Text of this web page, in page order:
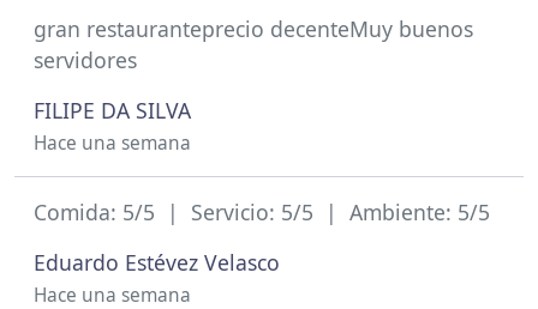
gran restauranteprecio decenteMuy buenos
servidores
FILIPE DA SILVA
Hace una semana
Comida: 5/5 | Servicio: 5/5 | Ambiente: 5/5
Eduardo Estévez Velasco
Hace una semana